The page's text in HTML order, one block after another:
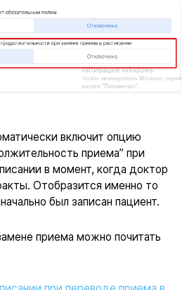
включит опцию
приема” при
в момент, когда доктор
Отобразится именно то
был записан пациент.
приема можно почитать